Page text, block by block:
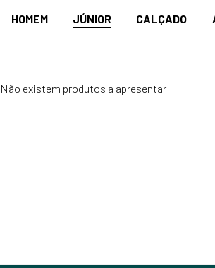
HOMEM JÚNIOR CALÇADO
Não existem produtos a apresentar